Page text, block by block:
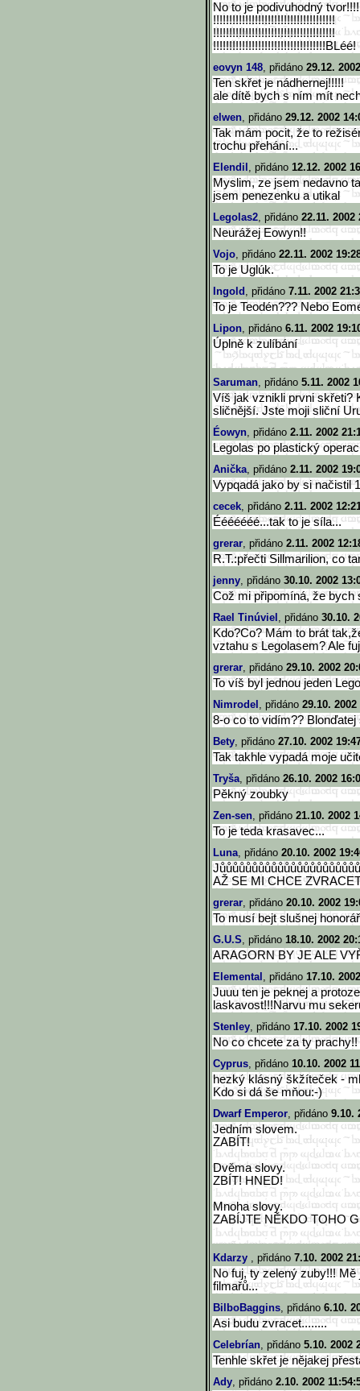
No to je podivuhodný
!!!!!!!!!!!!!!!!!!!!!!!!!!!!!!!!!!!!!!
!!!!!!!!!!!!!!!!!!!!!!!!!!!!!!!!!!!!!!
!!!!!!!!!!!!!!!!!!!!!!!!!!!!!!!!!!!BLéé!
eovyn 148, přidáno 29.12.
Ten skřet je nádhernej!!!!!
ale dítě bych s ním mít
elwen, přidáno 29.12. 2002
Tak mám pocit, že to
trochu přehání...
Elendil , přidáno 12.12. 2002
Myslim, ze jsem nedavno
jsem penezenku a utikal
Legolas2, přidáno 22.11. 2002
Neurážej Eowyn!!
Vojo, přidáno 22.11. 2002
To je Uglúk.
Ingold , přidáno 7.11. 2002
To je Teodén??? Nebo
Lipon, přidáno 6.11. 2002
Úplně k zulíbání
Saruman, přidáno 5.11. 2002
Víš jak vznikli prvni skřeti?
sličnější. Jste moji sliční
Éowyn, přidáno 2.11. 2002
Legolas po plastický
Anička, přidáno 2.11. 2002
Vypqadá jako by si načistil
cecek, přidáno 2.11. 2002
Ééééééé...tak to je síla...
grerar, přidáno 2.11. 2002
R.T.:přečti Sillmarilion, co
jenny, přidáno 30.10. 2002
Což mi připomíná, že bych
Rael Tinúviel , přidáno 30.10.
Kdo?Co? Mám to brát
vztahu s Legolasem? Ale
grerar, přidáno 29.10. 2002
To víš byl jednou jeden
Nimrodel , přidáno 29.10. 2002
8-o co to vidím?? Blonďatej
Bety, přidáno 27.10. 2002
Tak takhle vypadá moje
Tryša, přidáno 26.10. 2002
Pěkný zoubky
Zen-sen, přidáno 21.10. 2002
To je teda krasavec...
Luna, přidáno 20.10. 2002
AŽ SE MI CHCE
grerar, přidáno 20.10. 2002
To musí bejt slušnej
G.U.S, přidáno 18.10. 2002
ARAGORN BY JE ALE
Elemental , přidáno 17.10.
Juuu ten je peknej a
laskavost!!!Narvu mu
Stenley, přidáno 17.10. 2002
No co chcete za ty prachy!!
Cyprus, přidáno 10.10. 2002
hezký klásný škžíteček -
Kdo si dá še mňou:-)
Dwarf Emperor, přidáno 9.10.
Jedním slovem.
ZABÍT!
Dvěma slovy.
ZBÍT! HNED!
Mnoha slovy.
ZABÍJTE NĚKDO TOHO
Kdarzy , přidáno 7.10. 2002
No fuj, ty zelený zuby!!!
filmařů...
BilboBaggins, přidáno 6.10.
Asi budu zvracet........
Celebrían, přidáno 5.10. 2002
Tenhle skřet je nějakej
Ady, přidáno 2.10. 2002